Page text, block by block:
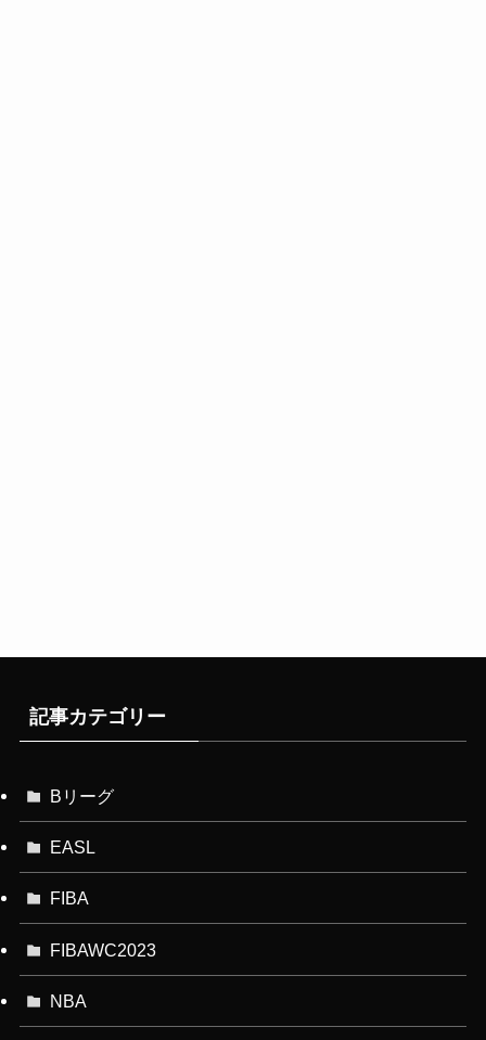
記事カテゴリー
Bリーグ
EASL
FIBA
FIBAWC2023
NBA